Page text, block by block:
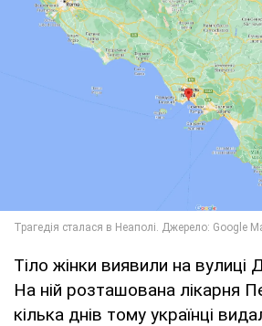
Тіло жінки виявили на вулиці
На ній розташована лікарня
кілька днів тому українці